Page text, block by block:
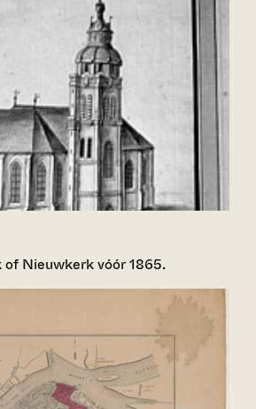
Nieuwkerk vóór 1865.